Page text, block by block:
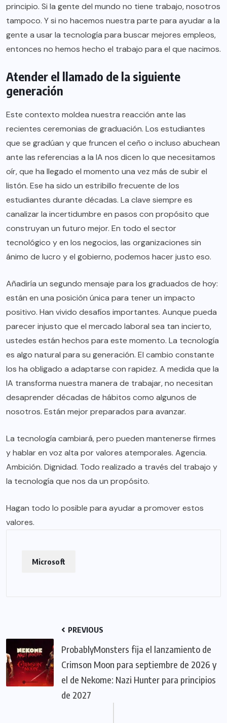
principio. Si la gente del mundo no tiene trabajo, nosotros
tampoco. Y si no hacemos nuestra parte para ayudar a la
gente a usar la tecnología para buscar mejores empleos,
entonces no hemos hecho el trabajo para el que nacimos.
Atender el llamado de la siguiente
generación
Este contexto moldea nuestra reacción ante las
recientes ceremonias de graduación. Los estudiantes
que se gradúan y que fruncen el ceño o incluso abuchean
ante las referencias a la IA nos dicen lo que necesitamos
oír, que ha llegado el momento una vez más de subir el
listón. Ese ha sido un estribillo frecuente de los
estudiantes durante décadas. La clave siempre es
canalizar la incertidumbre en pasos con propósito que
construyan un futuro mejor. En todo el sector
tecnológico y en los negocios, las organizaciones sin
ánimo de lucro y el gobierno, podemos hacer justo eso.
Añadiría un segundo mensaje para los graduados de hoy:
están en una posición única para tener un impacto
positivo. Han vivido desafíos importantes. Aunque pueda
parecer injusto que el mercado laboral sea tan incierto,
ustedes están hechos para este momento. La tecnología
es algo natural para su generación. El cambio constante
los ha obligado a adaptarse con rapidez. A medida que la
IA transforma nuestra manera de trabajar, no necesitan
desaprender décadas de hábitos como algunos de
nosotros. Están mejor preparados para avanzar.
La tecnología cambiará, pero pueden mantenerse firmes
y hablar en voz alta por valores atemporales. Agencia.
Ambición. Dignidad. Todo realizado a través del trabajo y
la tecnología que nos da un propósito.
Hagan todo lo posible para ayudar a promover estos
valores.
Microsoft
PREVIOUS
ProbablyMonsters fija el lanzamiento de
Crimson Moon para septiembre de 2026 y
el de Nekome: Nazi Hunter para principios
de 2027